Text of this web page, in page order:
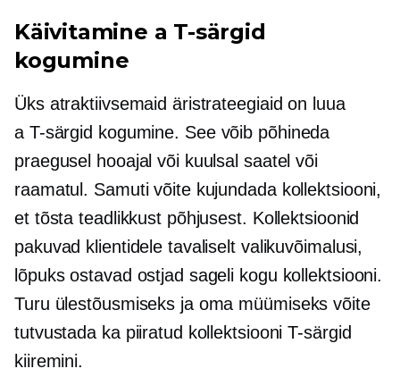
Käivitamine a T-särgid
kogumine
Üks atraktiivsemaid äristrateegiaid on luua
a T-särgid kogumine. See võib põhineda
praegusel hooajal või kuulsal saatel või
raamatul. Samuti võite kujundada kollektsiooni,
et tõsta teadlikkust põhjusest. Kollektsioonid
pakuvad klientidele tavaliselt valikuvõimalusi,
lõpuks ostavad ostjad sageli kogu kollektsiooni.
Turu ülestõusmiseks ja oma müümiseks võite
tutvustada ka piiratud kollektsiooniT-särgid
kiiremini.